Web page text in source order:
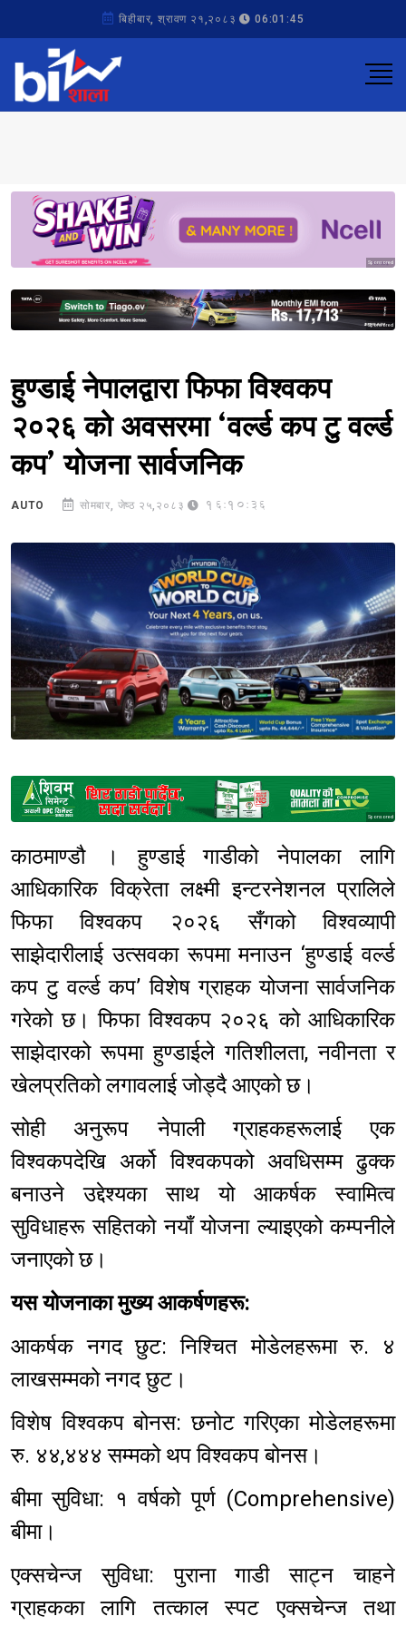
बिहीबार, श्रावण २१,२०८३ 06:01:45
Sponsored
Sponsored
हुण्डाई नेपालद्वारा फिफा विश्वकप
२०२६ को अवसरमा ‘वर्ल्ड कप टु वर्ल्ड
कप’ योजना सार्वजनिक
AUTO सोमबार, जेष्ठ २५,२०८३ 16:10:36
Sponsored
काठमाण्डौ । हुण्डाई गाडीको नेपालका लागि
आधिकारिक विक्रेता लक्ष्मी इन्टरनेशनल प्रालिले
फिफा विश्वकप २०२६ सँगको विश्वव्यापी
साझेदारीलाई उत्सवका रूपमा मनाउन ‘हुण्डाई वर्ल्ड
कप टु वर्ल्ड कप’ विशेष ग्राहक योजना सार्वजनिक
गरेको छ। ​फिफा विश्वकप २०२६ को आधिकारिक
साझेदारको रूपमा हुण्डाईले गतिशीलता, नवीनता र
खेलप्रतिको लगावलाई जोड्दै आएको छ।
सोही अनुरूप नेपाली ग्राहकहरूलाई एक
विश्वकपदेखि अर्को विश्वकपको अवधिसम्म ढुक्क
बनाउने उद्देश्यका साथ यो आकर्षक स्वामित्व
सुविधाहरू सहितको नयाँ योजना ल्याइएको कम्पनीले
जनाएको छ। ​
यस योजनाका मुख्य आकर्षणहरू: ​
आकर्षक नगद छुट: निश्चित मोडेलहरूमा रु. ४
लाखसम्मको नगद छुट। ​
विशेष विश्वकप बोनस: छनोट गरिएका मोडेलहरूमा
रु. ४४,४४४ सम्मको थप विश्वकप बोनस।
​बीमा सुविधा: १ वर्षको पूर्ण (Comprehensive)
बीमा। ​
एक्सचेन्ज सुविधा: पुराना गाडी साट्न चाहने
ग्राहकका लागि तत्काल स्पट एक्सचेन्ज तथा